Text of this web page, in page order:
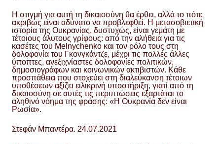
Η στιγμή για αυτή τη δικαιοσύνη θα έρθει, αλλά το πότε
ακριβώς είναι αδύνατο να προβλεφθεί. Η μετασοβιετική
ιστορία της Ουκρανίας, δυστυχώς, είναι γεμάτη με
τέτοιους άλυτους γρίφους: από την αλήθεια για τις
κασέτες του Melnychenko και τον ρόλο τους στη
δολοφονία του Γκονγκάντζε, μέχρι τις πολλές άλλες
ύποπτες, ανεξιχνίαστες δολοφονίες πολιτικών,
δημοσιογράφων και κοινωνικών ακτιβιστών. Κάθε
προσπάθεια που στοχεύει στη διαλεύκανση τέτοιων
υποθέσεων αξίζει ειλικρινή υποστήριξη, γιατί από τη
δικαιοσύνη σε αυτές τις περιπτώσεις εξαρτάται το
αληθινό νόημα της φράσης: «Η Ουκρανία δεν είναι
Ρωσία».
Στεφάν Μπαντέρα. 24.07.2021